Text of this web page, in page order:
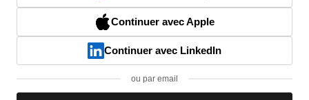
Continuer avec Apple
Continuer avec LinkedIn
ou par email